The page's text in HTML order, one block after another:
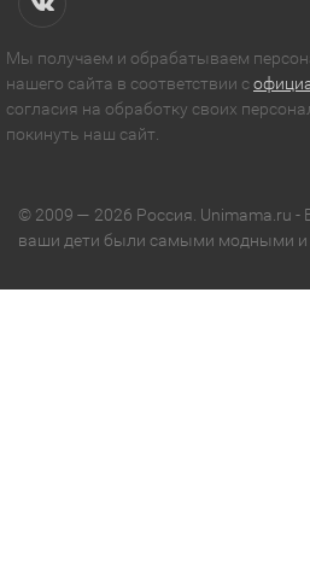
Мы получаем и обрабатываем
нашего сайта в соответствии с
согласия на обработку своих
покинуть наш сайт.
© 2009 — 2026 Россия. Unimama.ru
ваши дети были самыми модными и